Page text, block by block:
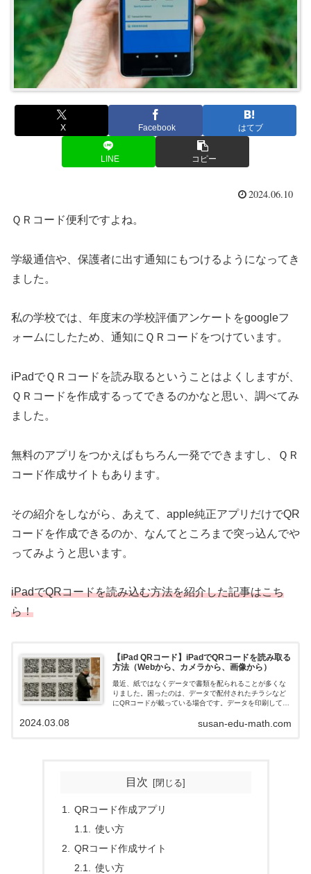
X Facebook はてブ
LINE コピー
2024.06.10
ＱＲコード便利ですよね。
学級通信や、保護者に出す通知にもつけるようになってき
ました。
私の学校では、年度末の学校評価アンケートをgoogleフ
ォームにしたため、通知にＱＲコードをつけています。
iPadでＱＲコードを読み取るということはよくしますが、
ＱＲコードを作成するってできるのかなと思い、調べてみ
ました。
無料のアプリをつかえばもちろん一発でできますし、ＱＲ
コード作成サイトもあります。
その紹介をしながら、あえて、apple純正アプリだけでQR
コードを作成できるのか、なんてところまで突っ込んでや
ってみようと思います。
iPadでQRコードを読み込む方法を紹介した記事はこち
ら！
【iPad QRコード】iPadでQRコードを読み取る
方法（Webから、カメラから、画像から）
最近、紙ではなくデータで書類を配られることが多くな
りました。困ったのは、データで配付されたチラシなど
にQRコードが載っている場合です。データを印刷してカ
ータのまま読み取れないかなと調べてみ...susan-edu-math.com
2024.03.08
目次
QRコード作成アプリ
使い方
QRコード作成サイト
使い方